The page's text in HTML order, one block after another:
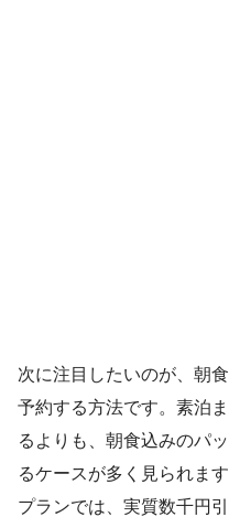
次に注目したいのが、朝
予約する方法です。素泊
るよりも、朝食込みのパ
るケースが多く見られま
プランでは、実質数千円